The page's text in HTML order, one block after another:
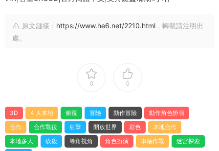
原文鏈接： https://www.he6.net/2210.html ，轉載請注明出
處。
0 0
3D 4 人本地 俯視 冒險 動作冒險
動作角色扮演
合作
合作戰役 射擊 開放世界 彩色
本地合作
本地多人
砍殺 等角視角 角色扮演 車輛作戰
迷宮探索